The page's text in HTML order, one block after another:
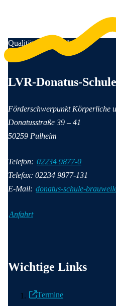
Qualität für Menschen
LVR-Donatus-Schule
Förderschwerpunkt Körperliche
Donatusstraße 39 – 41
50259 Pulheim
Telefon: 02234 9877-0
Telefax: 02234 9877-131
E-Mail: donatus-schule-
Anfahrt
Wichtige Links
Termine